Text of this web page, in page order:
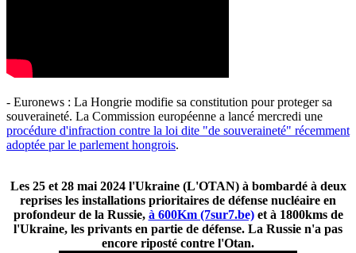
- Euronews : La Hongrie modifie sa constitution pour proteger sa
souveraineté. La Commission européenne a lancé mercredi une
procédure d'infraction contre la loi dite "de souveraineté" récemment
adoptée par le parlement hongrois.
Les 25 et 28 mai 2024 l'Ukraine (L'OTAN) à bombardé à deux
reprises les installations prioritaires de défense nucléaire en
profondeur de la Russie, à 600Km (7sur7.be)et à 1800kms de
l'Ukraine, les privants en partie de défense. La Russie n'a pas
encore riposté contre l'Otan.